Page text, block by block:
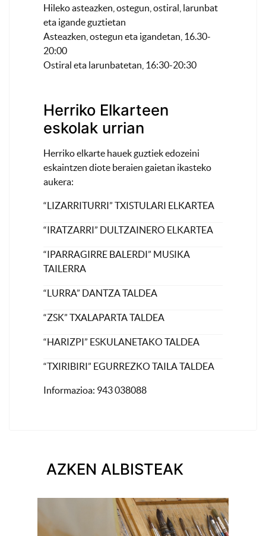
Hileko asteazken, ostegun, ostiral, larunbat
eta igande guztietan
Asteazken, ostegun eta igandetan, 16.30-
20:00
Ostiral eta larunbatetan, 16:30-20:30
Herriko Elkarteen
eskolak urrian
Herriko elkarte hauek guztiek edozeini
eskaintzen diote beraien gaietan ikasteko
aukera:
“LIZARRITURRI” TXISTULARI ELKARTEA
“IRATZARRI” DULTZAINERO ELKARTEA
“IPARRAGIRRE BALERDI” MUSIKA
TAILERRA
“LURRA” DANTZA TALDEA
“ZSK” TXALAPARTA TALDEA
“HARIZPI” ESKULANETAKO TALDEA
“TXIRIBIRI” EGURREZKO TAILA TALDEA
Informazioa: 943 038088
AZKEN ALBISTEAK